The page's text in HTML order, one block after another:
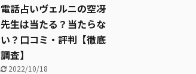
電話占いヴェルニの空冴
先生は当たる？当たらな
い？口コミ・評判【徹底
調査】
2022/10/18